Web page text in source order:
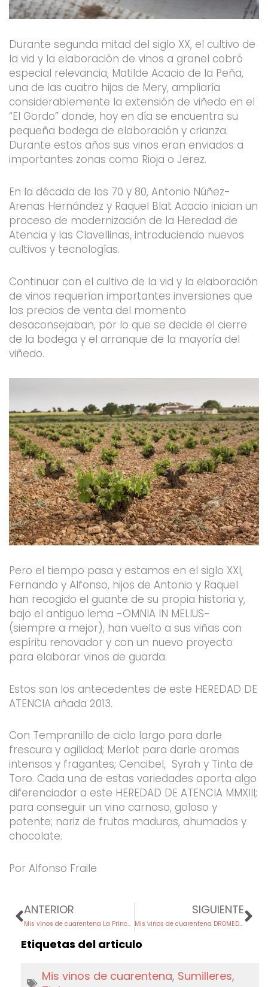
Durante segunda mitad del siglo XX, el cultivo de
la vid y la elaboración de vinos a granel cobró
especial relevancia, Matilde Acacio de la Peña,
una de las cuatro hijas de Mery, ampliaría
considerablemente la extensión de viñedo en el
“El Gordo” donde, hoy en día se encuentra su
pequeña bodega de elaboración y crianza.
Durante estos años sus vinos eran enviados a
importantes zonas como Rioja o Jerez.
En la década de los 70 y 80, Antonio Núñez-
Arenas Hernández y Raquel Blat Acacio inician un
proceso de modernización de la Heredad de
Atencia y las Clavellinas, introduciendo nuevos
cultivos y tecnologías.
Continuar con el cultivo de la vid y la elaboración
de vinos requerían importantes inversiones que
los precios de venta del momento
desaconsejaban, por lo que se decide el cierre
de la bodega y el arranque de la mayoría del
viñedo.
Pero el tiempo pasa y estamos en el siglo XXI,
Fernando y Alfonso, hijos de Antonio y Raquel
han recogido el guante de su propia historia y,
bajo el antiguo lema -OMNIA IN MELIUS-
(siempre a mejor), han vuelto a sus viñas con
espíritu renovador y con un nuevo proyecto
para elaborar vinos de guarda.
Estos son los antecedentes de este HEREDAD DE
ATENCIA añada 2013.
Con Tempranillo de ciclo largo para darle
frescura y agilidad; Merlot para darle aromas
intensos y fragantes; Cencibel, Syrah y Tinta de
Toro. Cada una de estas variedades aporta algo
diferenciador a este HEREDAD DE ATENCIA MMXIII;
para conseguir un vino carnoso, goloso y
potente; nariz de frutas maduras, ahumados y
chocolate.
Por Alfonso Fraile
Prev
ANTERIOR
Mis vinos de cuarentena La Princesita
SIGUIENTE
Mis vinos de cuarentena DROMEDARIO
Etiquetas del articulo
Mis vinos de cuarentena, Sumilleres,